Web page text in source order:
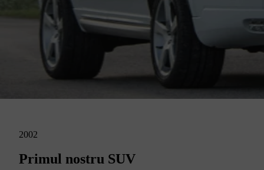
2002
Primul nostru SUV